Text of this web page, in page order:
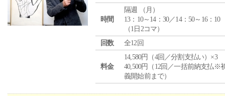
時間
隔週 （ 月 ）
13：10～14：30／14：50～16：10
（1日2コマ）
回数
全12回
料金
14,580円（4回／分割支払い）×3
40,500円（12回／一括前納支払※
義開始前まで）